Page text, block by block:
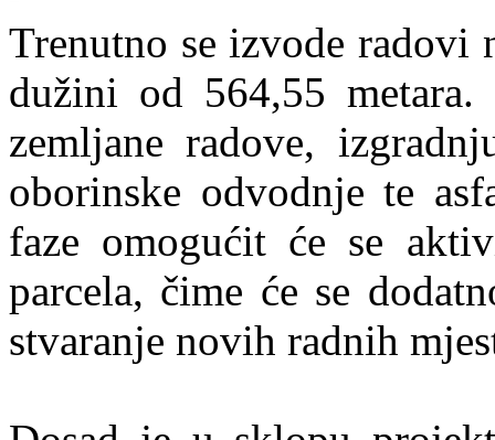
Trenutno se izvode radovi
dužini od 564,55
zemljane radove,
oborinske odvodnje te
faze omogućit će se
parcela, čime će se
stvaranje novih radnih